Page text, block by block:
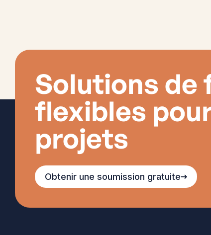
Solutions de
flexibles
projets
Obtenir une soumission gratuite